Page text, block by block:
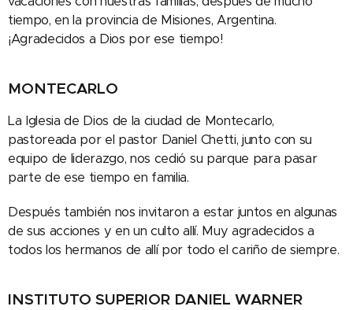
tiempo, en la provincia de Misiones, Argentina.
¡Agradecidos a Dios por ese tiempo!
MONTECARLO
La Iglesia de Dios de la ciudad de Montecarlo,
pastoreada por el pastor Daniel Chetti, junto con su
equipo de liderazgo, nos cedió su parque para pasar
parte de ese tiempo en familia.
Después también nos invitaron a estar juntos en algunas
de sus acciones y en un culto allí. Muy agradecidos a
todos los hermanos de allí por todo el cariño de siempre.
INSTITUTO SUPERIOR DANIEL WARNER